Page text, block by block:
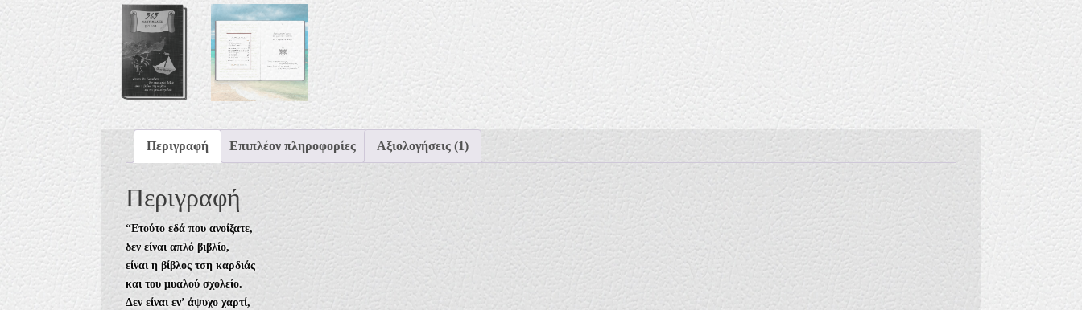
Περιγραφή Επιπλέον πληροφορίες Αξιολογήσεις (1)
Περιγραφή
“Ετούτο εδά που ανοίξατε,
δεν είναι απλό βιβλίο,
είναι η βίβλος τση καρδιάς
και του μυαλού σχολείο.
Δεν είναι εν’ άψυχο χαρτί,